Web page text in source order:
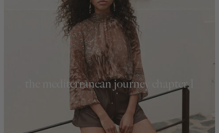
the mediterranean journey chapter 1